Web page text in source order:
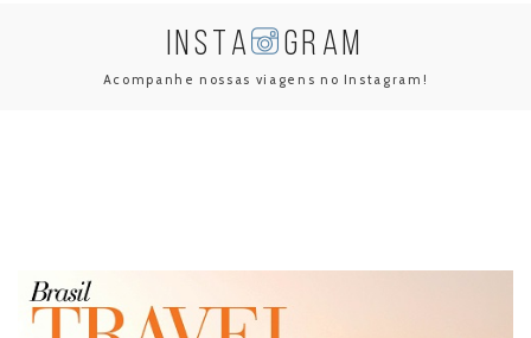
INSTA GRAM
Acompanhe nossas viagens no Instagram!